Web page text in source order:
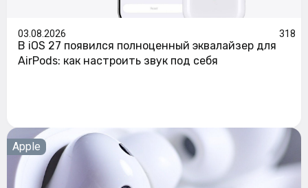
03.08.2026 318
В iOS 27 появился полноценный эквалайзер для
AirPods: как настроить звук под себя
Apple